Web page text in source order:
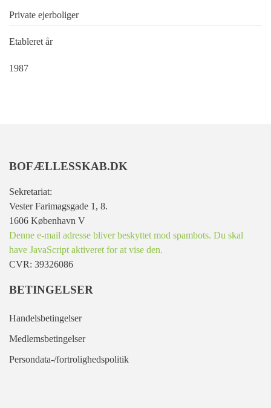
Private ejerboliger
Etableret år
1987
BOFÆLLESSKAB.DK
Sekretariat:
Vester Farimagsgade 1, 8.
1606 København V
Denne e-mail adresse bliver beskyttet mod spambots. Du skal
have JavaScript aktiveret for at vise den.
CVR: 39326086
BETINGELSER
Handelsbetingelser
Medlemsbetingelser
Persondata-/fortrolighedspolitik